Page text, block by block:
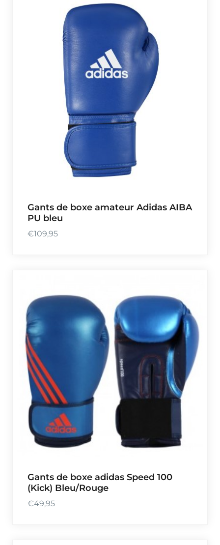
Gants de boxe amateur Adidas AIBA
PU bleu
€109,95
Gants de boxe adidas Speed 100
(Kick) Bleu/Rouge
€49,95